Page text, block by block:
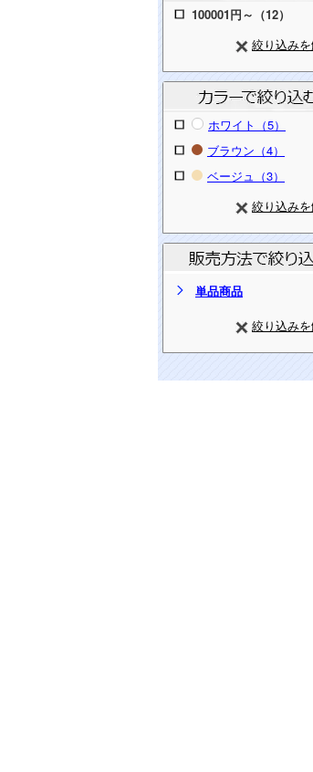
100001円～（12）
絞り込み
ホワイト（5）
ブラウン（4）
ベージュ（3）
絞り込み
単品商品
絞り込み